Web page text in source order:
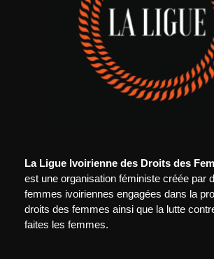
La Ligue Ivoirienne des Droits des
est une organisation féministe créée par
femmes ivoiriennes engagées dans la
droits des femmes ainsi que la lutte
faites les femmes.